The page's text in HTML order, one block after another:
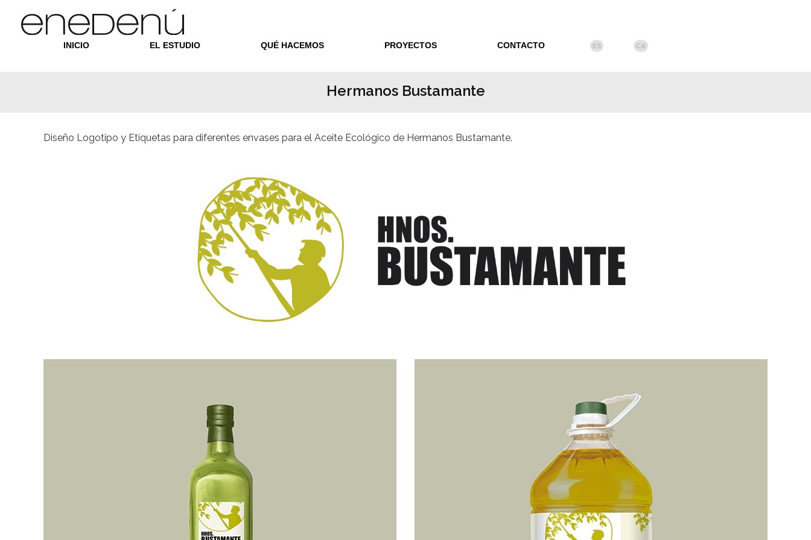
INICIO EL ESTUDIO QUÉ HACEMOS PROYECTOS CONTACTO ES CA
Hermanos Bustamante
Diseño Logotipo y Etiquetas para diferentes envases para el Aceite Ecológico de Hermanos Bustamante.